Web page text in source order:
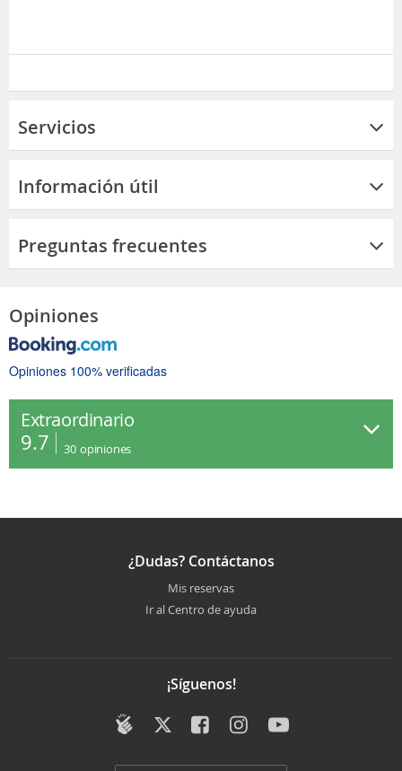
Servicios
Información útil
Preguntas frecuentes
Opiniones
Opiniones 100% verificadas
Extraordinario
9.7 30 opiniones
¿Dudas? Contáctanos
Mis reservas
Ir al Centro de ayuda
¡Síguenos!